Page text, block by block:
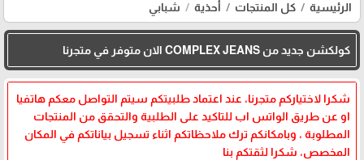
الرئيسية كل المنتجات أحذية شبابي
كولكشن جديد من COMPLEX JEANS الان متوفر في متجرنا
شكرا لاختياركم متجرنا، عند اعتماد طلبيتكم سيتم التواصل معكم هاتفيا
او عن طريق الواتس اب للتاكيد على الطلبية والتحقق من المنتجات
المطلوبة ، وبامكانكم ترك ملاحظاتكم اثناء تسجيل بياناتكم في المكان
المخصص، شكرا لثقتكم بنا